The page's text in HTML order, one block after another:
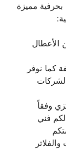
بحرفية مميزة
الأعطال
كما نوفر
وفقاً
فني